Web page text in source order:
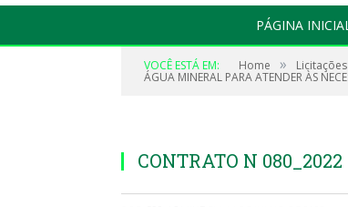
PÁGINA
VOCÊ ESTÁ EM: Home » Licitações
ÁGUA MINERAL PARA ATENDER ÀS
CONTRATO N 080_2022